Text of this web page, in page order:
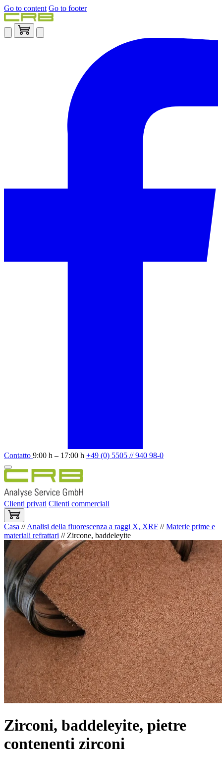
Go to content Go to footer
Contatto 9:00 h – 17:00 h +49 (0) 5505 // 940 98-0
Clienti privati Clienti commerciali
Casa //Analisi della fluorescenza a raggi X, XRF //Materie prime e
materiali refrattari //Zircone, baddeleyite
Zirconi, baddeleyite, pietre
contenenti zirconi